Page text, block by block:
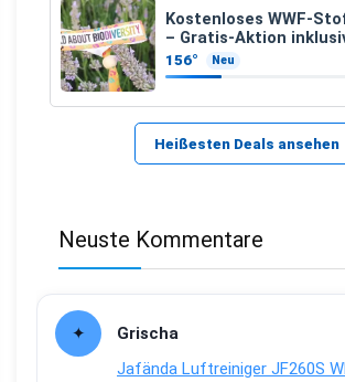
Kostenloses WWF-
– Gratis-Aktion
156° Neu
Heißesten Deals ansehen
Neuste Kommentare
Grischa
Jafända Luftreiniger JF260S